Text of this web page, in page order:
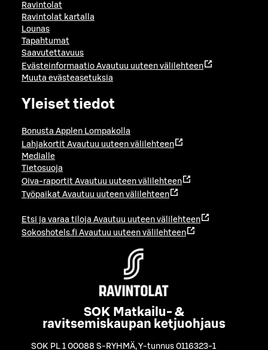
Ravintolat
Ravintolat kartalla
Lounas
Tapahtumat
Saavutettavuus
Evästeinformaatio Avautuu uuteen välilehteen
Muuta evästeasetuksia
Yleiset tiedot
Bonusta Applen Lompakolla
Lahjakortit Avautuu uuteen välilehteen
Medialle
Tietosuoja
Oiva-raportit Avautuu uuteen välilehteen
Työpaikat Avautuu uuteen välilehteen
Etsi ja varaa tiloja Avautuu uuteen välilehteen
Sokoshotels.fi Avautuu uuteen välilehteen
SOK Matkailu- &
ravitsemiskaupan ketjuohjaus
SOK PL 1 00088 S-RYHMÄ,Y-tunnus 0116323-1